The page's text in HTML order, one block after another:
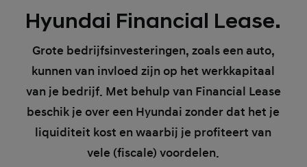
Hyundai Financial Lease.
Grote bedrijfsinvesteringen, zoals een auto,
kunnen van invloed zijn op het werkkapitaal
van je bedrijf. Met behulp van Financial Lease
beschik je over een Hyundai zonder dat het je
liquiditeit kost en waarbij je profiteert van
vele (fiscale) voordelen.